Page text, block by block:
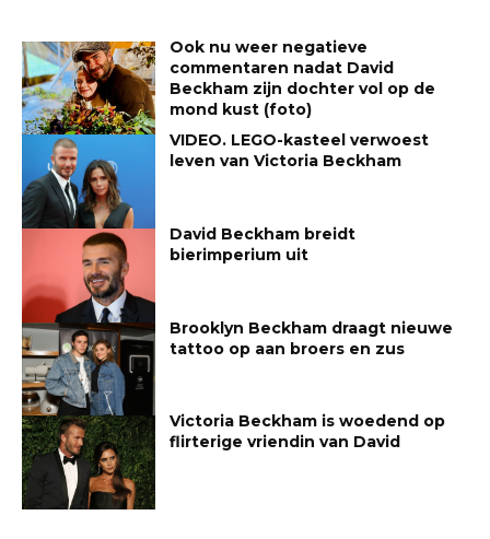
Ook nu weer negatieve
commentaren nadat David
Beckham zijn dochter vol op de
mond kust (foto)
VIDEO. LEGO-kasteel verwoest
leven van Victoria Beckham
David Beckham breidt
bierimperium uit
Brooklyn Beckham draagt nieuwe
tattoo op aan broers en zus
Victoria Beckham is woedend op
flirterige vriendin van David